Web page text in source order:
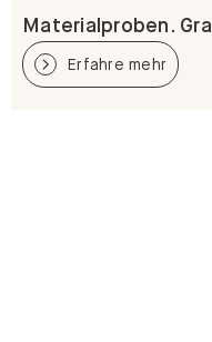
Materialproben.
Erfahre mehr